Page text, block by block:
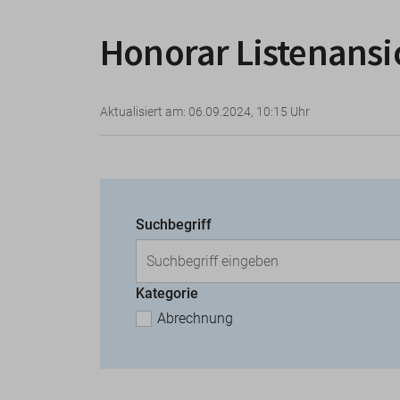
Honorar
Aktualisiert am: 06.09.2024, 10:15 Uhr
Suchbegriff
Kategorie
Abrechnung